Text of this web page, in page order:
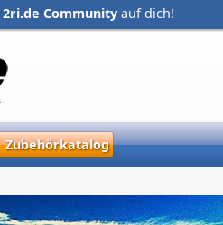
2ri.de Community auf dich!
Zubehörkatalog